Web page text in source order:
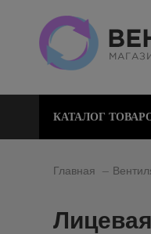
КАТАЛОГ
Главная